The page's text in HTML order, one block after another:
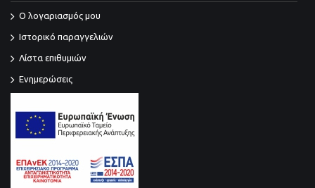
O λογαριασμός μου
Ιστορικό παραγγελιών
Λίστα επιθυμιών
Ενημερώσεις